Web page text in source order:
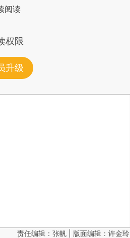
阅读
权限
升级
责任编辑：张帆 | 版面编辑：许金玲